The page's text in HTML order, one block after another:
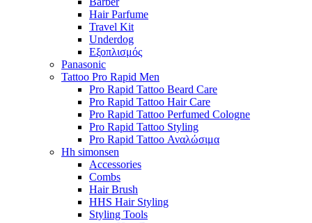
Hair Parfume
Travel Kit
Underdog
Εξοπλισμός
Panasonic
Tattoo Pro Rapid Men
Pro Rapid Tattoo Beard Care
Pro Rapid Tattoo Hair Care
Pro Rapid Tattoo Perfumed Cologne
Pro Rapid Tattoo Styling
Pro Rapid Tattoo Αναλώσιμα
Hh simonsen
Accessories
Combs
Hair Brush
HHS Hair Styling
Styling Tools